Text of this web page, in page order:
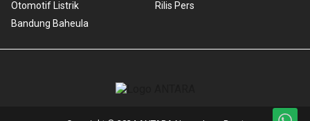
Otomotif Listrik
Bandung Baheula
Rilis Pers